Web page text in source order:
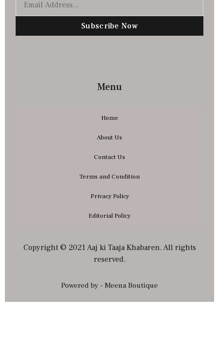
Subscribe Now
Menu
Home
About Us
Contact Us
Terms and Condition
Privacy Policy
Editorial Policy
Copyright © 2021 Aaj ki Taaja Khabaren. All rights
reserved.
Powered by - Meena Boutique